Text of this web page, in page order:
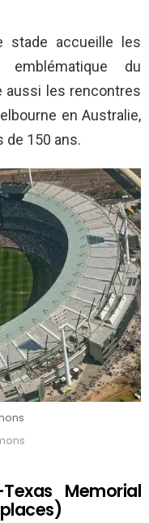
stade accueille les
du
aussi les rencontres
en Australie,
de 150 ans.
Memorial
places)